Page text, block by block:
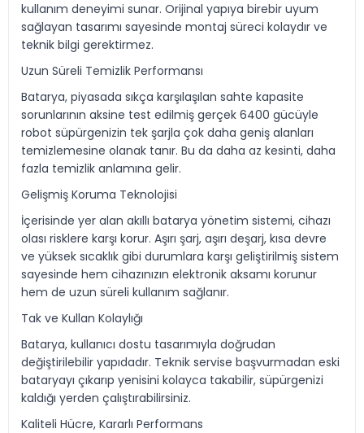
kullanım deneyimi sunar. Orijinal yapıya birebir uyum
sağlayan tasarımı sayesinde montaj süreci kolaydır ve
teknik bilgi gerektirmez.
Uzun Süreli Temizlik Performansı
Batarya, piyasada sıkça karşılaşılan sahte kapasite
sorunlarının aksine test edilmiş gerçek 6400 gücüyle
robot süpürgenizin tek şarjla çok daha geniş alanları
temizlemesine olanak tanır. Bu da daha az kesinti, daha
fazla temizlik anlamına gelir.
Gelişmiş Koruma Teknolojisi
İçerisinde yer alan akıllı batarya yönetim sistemi, cihazı
olası risklere karşı korur. Aşırı şarj, aşırı deşarj, kısa devre
ve yüksek sıcaklık gibi durumlara karşı geliştirilmiş sistem
sayesinde hem cihazınızın elektronik aksamı korunur
hem de uzun süreli kullanım sağlanır.
Tak ve Kullan Kolaylığı
Batarya, kullanıcı dostu tasarımıyla doğrudan
değiştirilebilir yapıdadır. Teknik servise başvurmadan eski
bataryayı çıkarıp yenisini kolayca takabilir, süpürgenizi
kaldığı yerden çalıştırabilirsiniz.
Kaliteli Hücre, Kararlı Performans